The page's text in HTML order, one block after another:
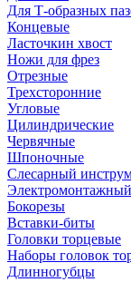
Для Т-образных
Концевые
Ласточкин хвост
Ножи для фрез
Отрезные
Трехсторонние
Угловые
Цилиндрические
Червячные
Шпоночные
Слесарный
Бокорезы
Вставки-биты
Головки торцевые
Наборы головок
Длинногубцы